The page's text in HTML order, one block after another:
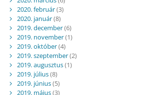
2020. február(3)
2020. január(8)
2019. december(6)
2019. november(1)
2019. október(4)
2019. szeptember(2)
2019. augusztus(1)
2019. július(8)
2019. június(5)
2019. május(3)